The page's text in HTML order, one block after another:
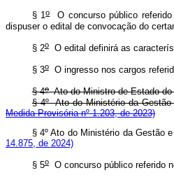
§ 1oO concurso público referido
dispuser o edital de convocação do
§ 2oO edital definirá as
§ 3oO ingresso nos cargos
§ 4oAto do Ministro de Estado do
§ 4º Ato do Ministério da
Medida Provisória nº 1.203, de 2023)
§ 4º Ato do Ministério da Gestão
14.875, de 2024)
§ 5oO concurso público referido